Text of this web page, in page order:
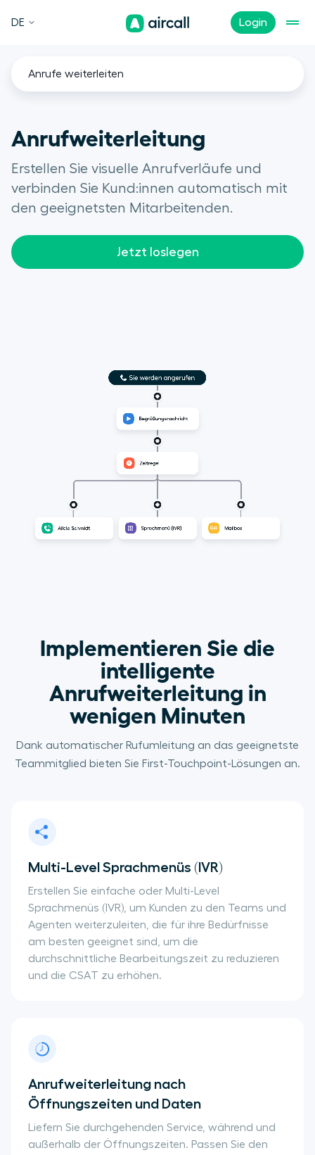
Login
DE
Anrufe weiterleiten
Anrufweiterleitung
Erstellen Sie visuelle Anrufverläufe und
verbinden Sie Kund:innen automatisch mit
den geeignetsten Mitarbeitenden.
Jetzt loslegen
Implementieren Sie die
intelligente
Anrufweiterleitung in
wenigen Minuten
Dank automatischer Rufumleitung an das geeignetste
Teammitglied bieten Sie First-Touchpoint-Lösungen an.
Multi-Level Sprachmenüs (IVR)
Erstellen Sie einfache oder Multi-Level
Sprachmenüs (IVR), um Kunden zu den Teams und
Agenten weiterzuleiten, die für ihre Bedürfnisse
am besten geeignet sind, um die
durchschnittliche Bearbeitungszeit zu reduzieren
und die CSAT zu erhöhen.
Anrufweiterleitung nach
Öffnungszeiten und Daten
Liefern Sie durchgehenden Service, während und
außerhalb der Öffnungszeiten. Passen Sie den